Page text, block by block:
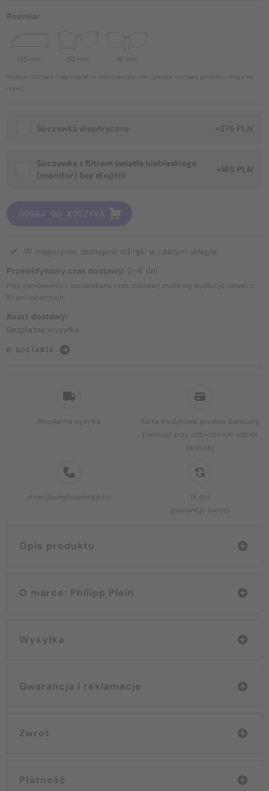
Bezpłatna wysyłka
Karta kredytowa, przelew bankowy,
płatność przy odbiorze lub odbiór
osobisty
shop@sunglassmagic.hu
14 dni
gwarancja zwrotu
Opis produktu
O marce: Philipp Plein
Wysyłka
Gwarancja i reklamacje
Zwrot
Płatność
Rozmiar
135 mm 54 mm 16 mm
Podane rozmiary mają charakter informacyjny, rzeczywiste rozmiary produktu mogą się
różnić.
Soczewka dioptryczna +275 PLN
Soczewka z filtrem światła niebieskiego
(monitor) bez dioptrii
+165 PLN
DODAJ DO KOSZYKA
W magazynie, dostępne od ręki w naszym sklepie
Przewidywany czas dostawy: 2–4 dni
Przy zamówieniu z soczewkami czas dostawy może się wydłużyć nawet o
10 dni roboczych.
Koszt dostawy:
Bezpłatna wysyłka
O DOSTAWIE